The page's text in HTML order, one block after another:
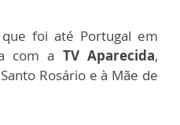
que foi até Portugal em
com a TV Aparecida,
Rosário e à Mãe de